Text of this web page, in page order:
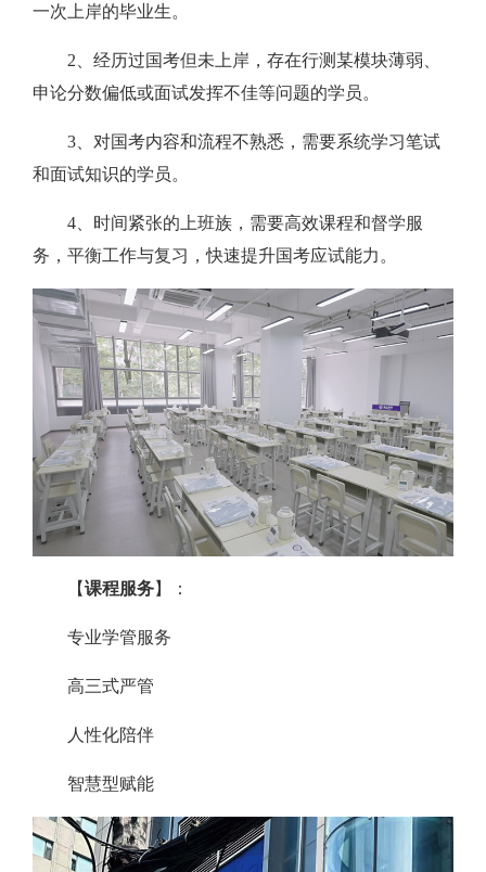
一次上岸的毕业生。
2、经历过国考但未上岸，存在行测某模块薄弱、
申论分数偏低或面试发挥不佳等问题的学员。
3、对国考内容和流程不熟悉，需要系统学习笔试
和面试知识的学员。
4、时间紧张的上班族，需要高效课程和督学服
务，平衡工作与复习，快速提升国考应试能力。
【课程服务】：
专业学管服务
高三式严管
人性化陪伴
智慧型赋能